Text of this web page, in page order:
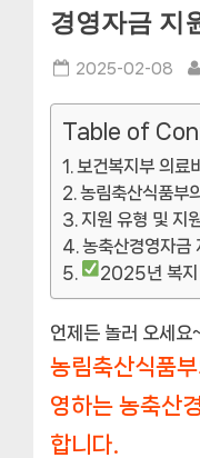
경영자금 지
Posted
2025-02-08
Table of
보건복지부 의료
농림축산식품부
지원 유형 및 지
농축산경영자금
2025년 복지
언제든 놀러 오세요
농림축산식품
영하는 농축산
합니다.